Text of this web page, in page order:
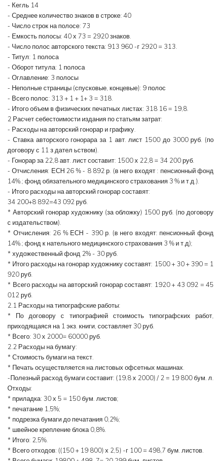
- Кегль 14
- Среднее количество знаков в строке: 40
- Число строк на полосе: 73
- Емкость полосы: 40 х 73 = 2920 знаков.
- Число полос авторского текста: 913 960 -г 2920 = 313.
- Титул: 1 полоса
- Оборот титула: 1 полоса
- Оглавление: 3 полосы
- Неполные страницы (спусковые, концевые): 9 полос
- Всего полос: 313 + 1 + 1+ 3 = 318.
- Итого объем в физических печатных листах: 318 16 = 19,8.
2 Расчет себестоимости издания по статьям затрат:
- Расходы на авторский гонорар и графику.
- Ставка авторского гонорара за 1 авт. лист 1500 до 3000 руб. (по
договору с 11 з дател ьством).
- Гонорар за 22,8 авт. лист составит: 1500 х 22,8 = 34 200 руб.
- Отчисления: ЕСН 26 % - 8 892 р. (в него входят : пенсионный фонд
14%.; фонд обязательного медицинского страхования 3 % и т.д.).
- Итого расходы на авторский гонорар составят:
34 200+8 892=43 092 руб.
* Авторский гонорар художнику (за обложку) 1500 руб. (по договору
с издательством).
* Отчисления: 26 % ЕСН - 390 р. (в него входят: пенсионный фонд
14%.; фонд к нательного медицинского страхования 3 % и т.д);
* художественный фонд 2% - 30 руб.
* Итого расходы на гонорар художнику составят: 1500 + 30 + 390 = 1
920 руб.
* Всего расходы на авторский гонорар составят: 1920 + 43 092 = 45
012 руб.
2.1 Расходы на типографские работы:
* По договору с типографией стоимость типографских работ,
приходящаяся на 1 экз. книги, составляет 30 руб.
* Всего: 30 х 2000= 60000 руб.
2.2 Расходы на бумагу:
* Стоимость бумаги на текст.
* Печать осуществляется на листовых офсетных машинах.
-Полезный расход бумаги составит: (19,8 х 2000) / 2 = 19 800 бум. л.
Отходы:
* приладка: 30 х 5 = 150 бум. листов;
* печатание 1,5%;
* подрезка бумаги до печатания 0,2%;
* швейное крепление блока 0,8%.
* Итого: 2,5%.
* Всего отходов: ((150 + 19 800) х 2,5) -г 100 = 498,7 бум. листов.